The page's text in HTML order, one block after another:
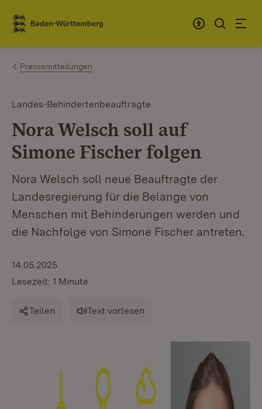
Zum Inhalt springen
Link zur Startseite
Pressemitteilungen
Landes-Behindertenbeauftragte
Nora Welsch soll auf
Simone Fischer folgen
Nora Welsch soll neue Beauftragte der
Landesregierung für die Belange von
Menschen mit Behinderungen werden und
die Nachfolge von Simone Fischer antreten.
14.05.2025
Lesezeit: 1 Minute
Teilen Text vorlesen